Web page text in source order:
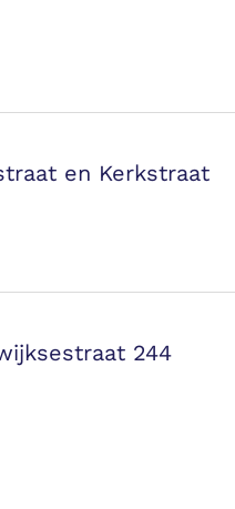
en Kerkstraat
244